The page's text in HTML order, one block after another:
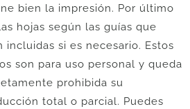
bien la impresión. Por último
hojas según las guías que
incluidas si es necesario. Estos
son para uso personal y queda
prohibida su
total o parcial. Puedes